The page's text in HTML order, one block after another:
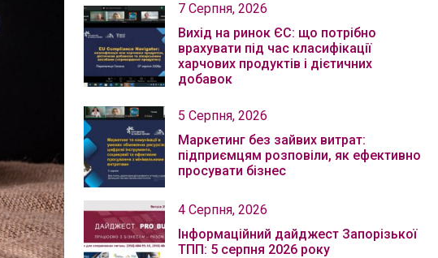
7 Серпня, 2026
Вихід на ринок ЄС: що потрібно
врахувати під час класифікації
харчових продуктів і дієтичних
добавок
5 Серпня, 2026
Маркетинг без зайвих витрат:
підприємцям розповіли, як ефективно
просувати бізнес
4 Серпня, 2026
Інформаційний дайджест Запорізької
ТПП: 5 серпня 2026 року